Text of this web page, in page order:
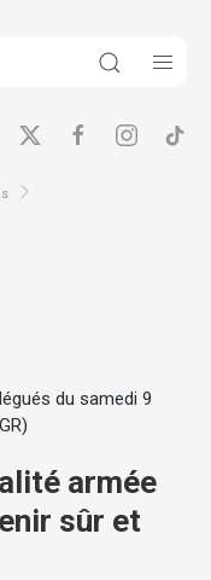
du samedi 9
armée
sûr et